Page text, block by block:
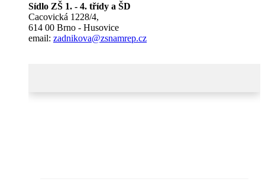
Sídlo ZŠ 1. - 4. třídy a ŠD
Cacovická 1228/4,
614 00 Brno - Husovice
email: zadnikova@zsnamrep.cz